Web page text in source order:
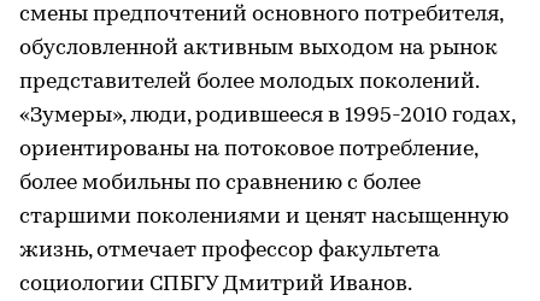
смены предпочтений основного потребителя,
обусловленной активным выходом на рынок
представителей более молодых поколений.
«Зумеры», люди, родившееся в 1995-2010 годах,
ориентированы на потоковое потребление,
более мобильны по сравнению с более
старшими поколениями и ценят насыщенную
жизнь, отмечает профессор факультета
социологии СПБГУ Дмитрий Иванов.